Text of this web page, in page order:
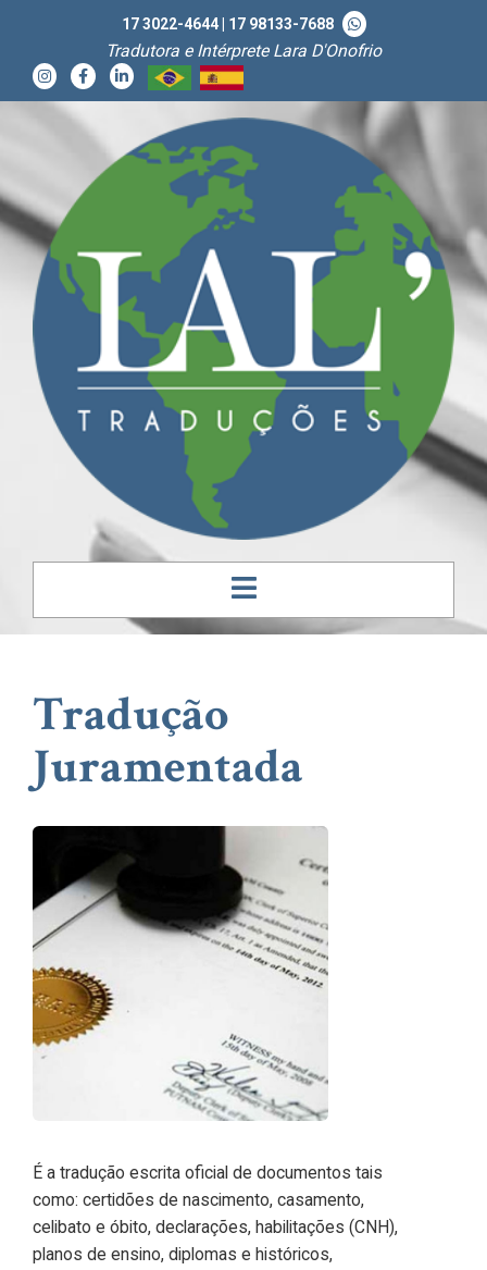
17 3022-4644| 17 98133-7688
Tradutora e Intérprete Lara D'Onofrio
Tradução
Juramentada
É a tradução escrita oficial de documentos tais
como: certidões de nascimento, casamento,
celibato e óbito, declarações, habilitações (CNH),
planos de ensino, diplomas e históricos,